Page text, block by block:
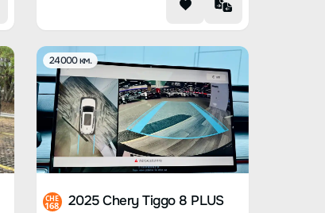
24000 км.
CHE
168 2025 Chery Tiggo 8 PLUS